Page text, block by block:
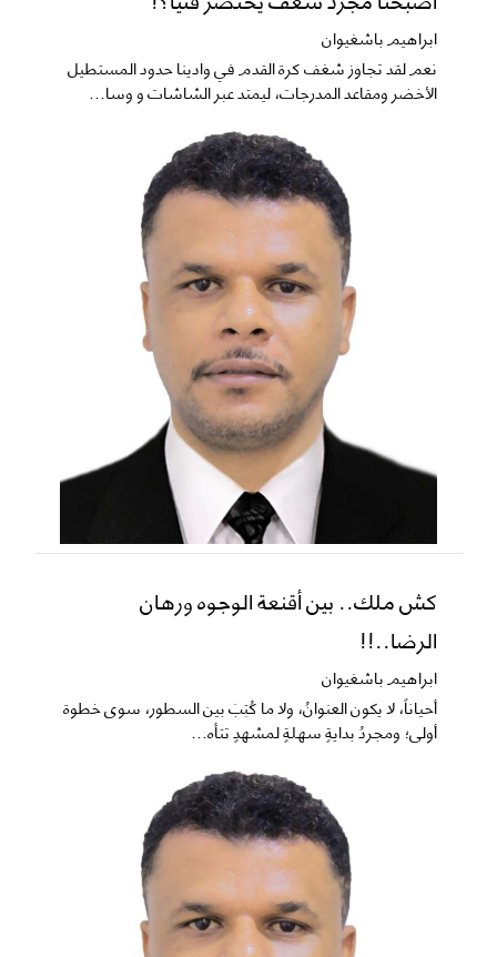
ابراهيم باشغيوان
نعم ​لقد تجاوز شغف كرة القدم في وادينا حدود المستطيل
الأخضر ومقاعد المدرجات، ليمتد عبر الشاشات و وسا...
كش ملك.. بين أقنعة الوجوه ورهان
الرضا..!!
ابراهيم باشغيوان
​أحياناً، لا يكون العنوانُ، ولا ما كُتِبَ بين السطور، سوى خطوة
أولى؛ ومجردُ بدايةٍ سهلةٍ لمشهدٍ تتأه...